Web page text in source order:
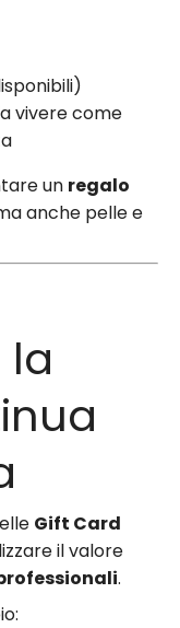
vivere come
un regalo
anche pelle e
la
Gift Card
il valore
.